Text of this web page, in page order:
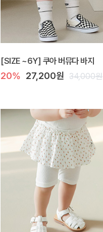
[SIZE ~6Y] 쿠아 버뮤다 바지
20% 27,200원 34,000원